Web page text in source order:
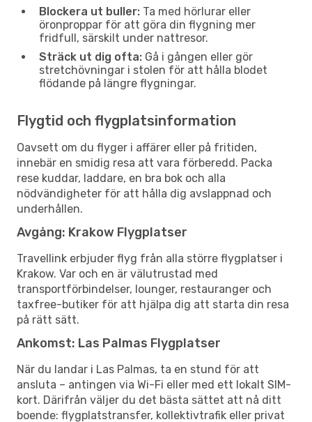
Blockera ut buller: Ta med hörlurar eller
öronproppar för att göra din flygning mer
fridfull, särskilt under nattresor.
Sträck ut dig ofta: Gå i gången eller gör
stretchövningar i stolen för att hålla blodet
flödande på längre flygningar.
Flygtid och flygplatsinformation
Oavsett om du flyger i affärer eller på fritiden,
innebär en smidig resa att vara förberedd. Packa
rese kuddar, laddare, en bra bok och alla
nödvändigheter för att hålla dig avslappnad och
underhållen.
Avgång: Krakow Flygplatser
Travellink erbjuder flyg från alla större flygplatser i
Krakow. Var och en är välutrustad med
transportförbindelser, lounger, restauranger och
taxfree-butiker för att hjälpa dig att starta din resa
på rätt sätt.
Ankomst: Las Palmas Flygplatser
När du landar i Las Palmas, ta en stund för att
ansluta – antingen via Wi-Fi eller med ett lokalt SIM-
kort. Därifrån väljer du det bästa sättet att nå ditt
boende: flygplatstransfer, kollektivtrafik eller privat